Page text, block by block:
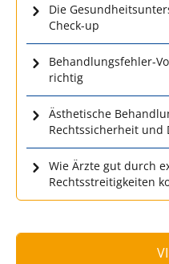
Die
Check-up
Behandlungsfehler-
richtig
Ästhetische
Rechtssicherheit und
Wie Ärzte gut durch
Rechtsstreitigkeiten